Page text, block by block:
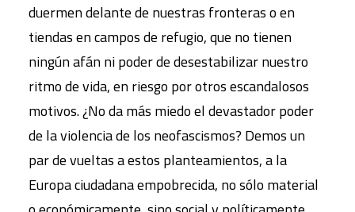
duermen delante de nuestras fronteras o en
tiendas en campos de refugio, que no tienen
ningún afán ni poder de desestabilizar nuestro
ritmo de vida, en riesgo por otros escandalosos
motivos. ¿No da más miedo el devastador poder
de la violencia de los neofascismos? Demos un
par de vueltas a estos planteamientos, a la
Europa ciudadana empobrecida, no sólo material